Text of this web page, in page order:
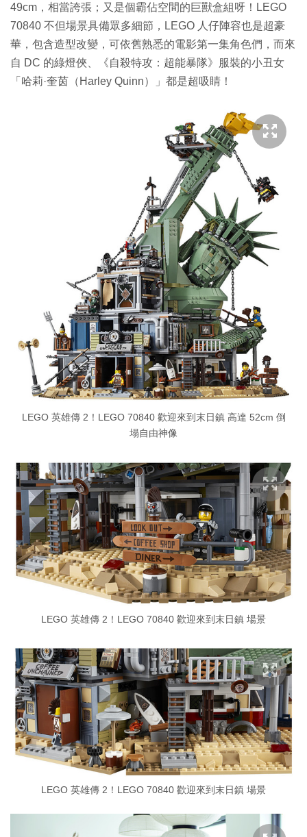
49cm，相當誇張；又是個霸佔空間的巨獸盒組呀！LEGO
70840 不但場景具備眾多細節，LEGO 人仔陣容也是超豪
華，包含造型改變，可依舊熟悉的電影第一集角色們，而來
自 DC 的綠燈俠、《自殺特攻：超能暴隊》服裝的小丑女
「哈莉·奎茵（Harley Quinn）」都是超吸睛！
LEGO 英雄傳 2！LEGO 70840 歡迎來到末日鎮 高達 52cm 倒
塌自由神像
LEGO 英雄傳 2！LEGO 70840 歡迎來到末日鎮 場景
LEGO 英雄傳 2！LEGO 70840 歡迎來到末日鎮 場景